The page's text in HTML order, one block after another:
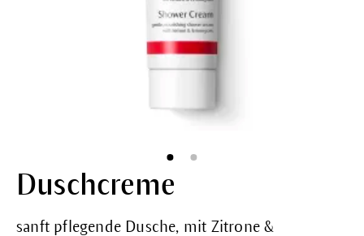
Duschcreme
sanft pflegende Dusche, mit Zitrone &